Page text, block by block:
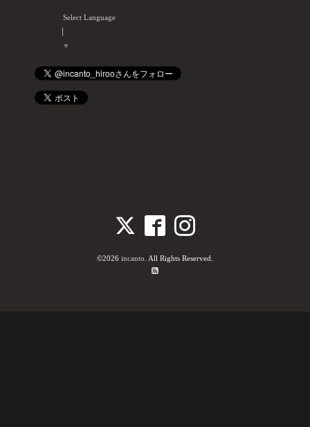
Select Language
▼
©2026 incanto . All Rights Reserved.